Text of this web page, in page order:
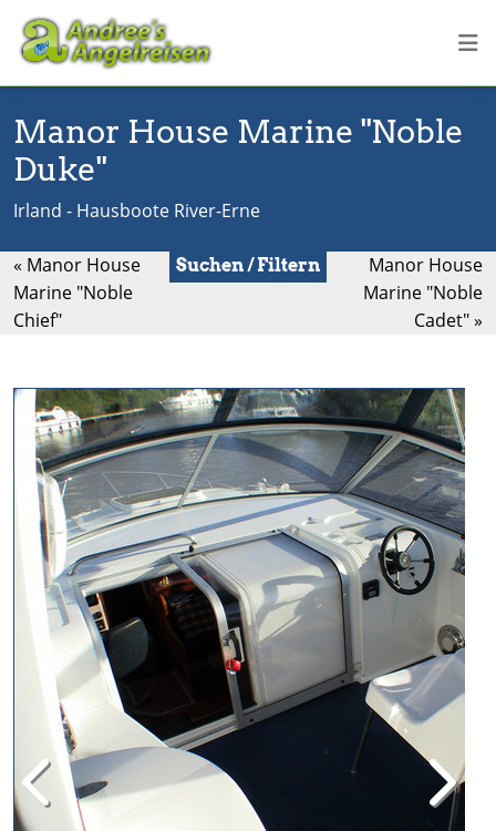
Manor House Marine "Noble
Duke"
Irland - Hausboote River-Erne
« Manor House
Marine "Noble
Chief"
Suchen / Filtern
Manor House
Marine "Noble
Cadet" »